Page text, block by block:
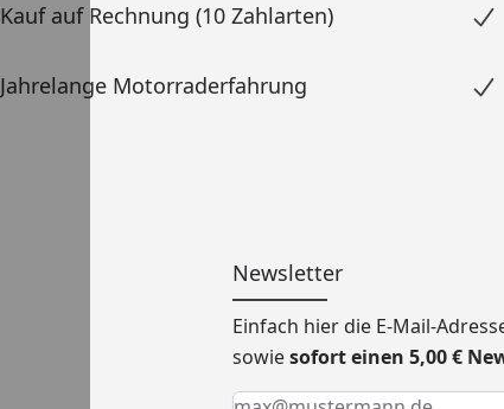
Kauf auf Rechnung (10 Zahlarten)
Jahrelange Motorraderfahrung
Newsletter
Einfach hier die E-Mail-
sowiesofort einen 5,00 €
Keine Eingabe erforderlich
Eingabe erforderlich
E-Mail *